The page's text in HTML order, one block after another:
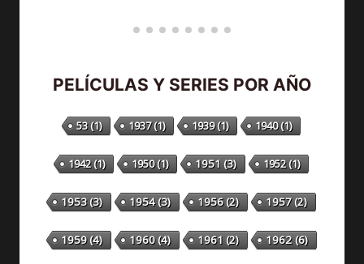
PELÍCULAS Y SERIES POR AÑO
53(1) 1937(1) 1939(1) 1940(1)
1942(1) 1950(1) 1951 (3) 1952(1)
1953(3) 1954(3) 1956(2) 1957(2)
1959(4) 1960(4) 1961 (2) 1962(6)